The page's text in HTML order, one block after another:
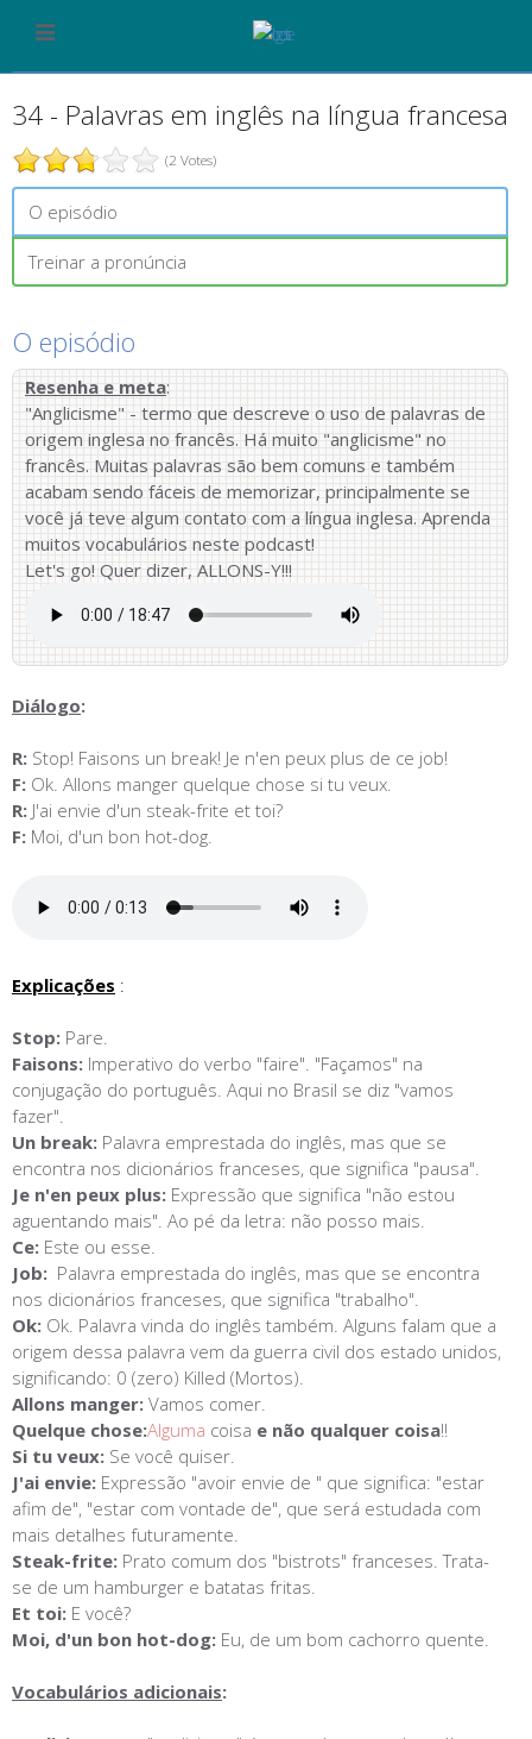
34 - Palavras em inglês na língua francesa
(2 Votes)
O episódio
Treinar a pronúncia
O episódio
Resenha e meta:
"Anglicisme" - termo que descreve o uso de palavras de
origem inglesa no francês. Há muito "anglicisme" no
francês. Muitas palavras são bem comuns e também
acabam sendo fáceis de memorizar, principalmente se
você já teve algum contato com a língua inglesa. Aprenda
muitos vocabulários neste podcast!
Let's go! Quer dizer, ALLONS-Y!!!
Diálogo:
R: Stop! Faisons un break! Je n'en peux plus de ce job!
F: Ok. Allons manger quelque chose si tu veux.
R: J'ai envie d'un steak-frite et toi?
F: Moi, d'un bon hot-dog.
Explicações :
Stop: Pare.
Faisons: Imperativo do verbo "faire". "Façamos" na
conjugação do português. Aqui no Brasil se diz "vamos
fazer".
Un break: Palavra emprestada do inglês, mas que se
encontra nos dicionários franceses, que significa "pausa".
Je n'en peux plus: Expressão que significa "não estou
aguentando mais". Ao pé da letra: não posso mais.
Ce: Este ou esse.
Job: Palavra emprestada do inglês, mas que se encontra
nos dicionários franceses, que significa "trabalho".
Ok: Ok. Palavra vinda do inglês também. Alguns falam que a
origem dessa palavra vem da guerra civil dos estado unidos,
significando: 0 (zero) Killed (Mortos).
Allons manger: Vamos comer.
Quelque chose:Alguma coisa e não qualquer coisa!!
Si tu veux: Se você quiser.
J'ai envie: Expressão "avoir envie de " que significa: "estar
afim de", "estar com vontade de", que será estudada com
mais detalhes futuramente.
Steak-frite: Prato comum dos "bistrots" franceses. Trata-
se de um hamburger e batatas fritas.
Et toi: E você?
Moi, d'un bon hot-dog: Eu, de um bom cachorro quente.
Vocabulários adicionais: